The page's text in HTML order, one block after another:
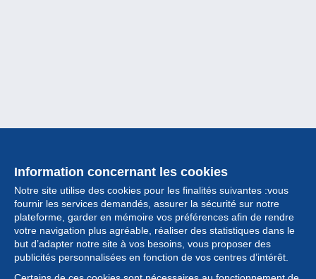
Information concernant les cookies
Notre site utilise des cookies pour les finalités suivantes :vous
fournir les services demandés, assurer la sécurité sur notre
plateforme, garder en mémoire vos préférences afin de rendre
votre navigation plus agréable, réaliser des statistiques dans le
but d’adapter notre site à vos besoins, vous proposer des
publicités personnalisées en fonction de vos centres d’intérêt.
Collection